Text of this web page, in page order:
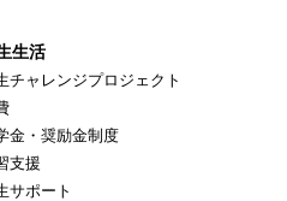
生活
チャレンジプロジェクト
金・奨励金制度
支援
サポート